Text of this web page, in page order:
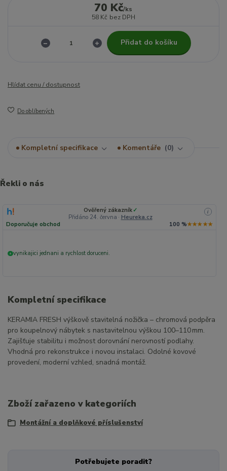
70 Kč/ks
58 Kč bez DPH
Přidat do košíku
Hlídat cenu / dostupnost
Do oblíbených
Kompletní specifikace Komentáře 0
Řekli o nás
Ověřený zákazník ✓
Přidáno 24. června · Heureka.cz
i
Doporučuje obchod 100 %★★★★★
+ vynikajici jednani a rychlost doruceni.
Kompletní specifikace
KERAMIA FRESH výškově stavitelná nožička – chromová podpěra
pro koupelnový nábytek s nastavitelnou výškou 100–110 mm.
Zajišťuje stabilitu i možnost dorovnání nerovností podlahy.
Vhodná pro rekonstrukce i novou instalaci. Odolné kovové
provedení, moderní vzhled, snadná montáž.
Zboží zařazeno v kategoriích
Montážní a doplňkové příslušenství
Potřebujete poradit?